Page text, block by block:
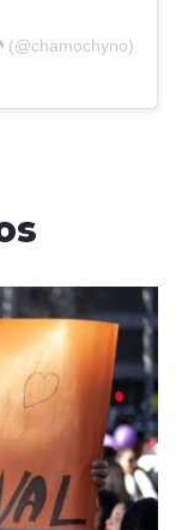
(@chamochyno)